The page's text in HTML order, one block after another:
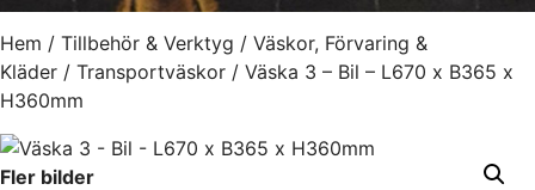
Hem / Tillbehör & Verktyg / Väskor, Förvaring &
Kläder / Transportväskor / Väska 3 – Bil – L670 x B365 x
H360mm
Fler bilder